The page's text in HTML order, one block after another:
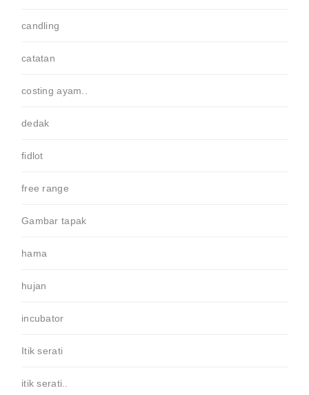
candling
catatan
costing ayam..
dedak
fidlot
free range
Gambar tapak
hama
hujan
incubator
Itik serati
itik serati..